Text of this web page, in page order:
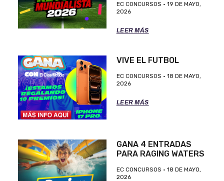
EC CONCURSOS
19 DE MAYO,
2026
LEER MÁS
VIVE EL FUTBOL
EC CONCURSOS
18 DE MAYO,
2026
LEER MÁS
GANA 4 ENTRADAS
PARA RAGING WATERS
EC CONCURSOS
18 DE MAYO,
2026